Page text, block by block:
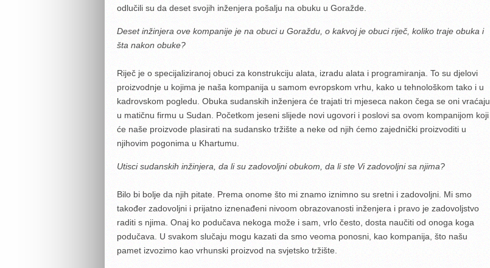
odlučili su da deset svojih inženjera pošalju na obuku u Goražde.
Deset inžinjera ove kompanije je na obuci u Goraždu, o kakvoj je obuci riječ, koliko traje obuka i
šta nakon obuke?
Riječ je o specijaliziranoj obuci za konstrukciju alata, izradu alata i programiranja. To su djelovi
proizvodnje u kojima je naša kompanija u samom evropskom vrhu, kako u tehnološkom tako i u
kadrovskom pogledu. Obuka sudanskih inženjera će trajati tri mjeseca nakon čega se oni vraćaju
u matičnu firmu u Sudan. Početkom jeseni slijede novi ugovori i poslovi sa ovom kompanijom koji
će naše proizvode plasirati na sudansko tržište a neke od njih ćemo zajednički proizvoditi u
njihovim pogonima u Khartumu.
Utisci sudanskih inžinjera, da li su zadovoljni obukom, da li ste Vi zadovoljni sa njima?
Bilo bi bolje da njih pitate. Prema onome što mi znamo iznimno su sretni i zadovoljni. Mi smo
također zadovoljni i prijatno iznenađeni nivoom obrazovanosti inženjera i pravo je zadovoljstvo
raditi s njima. Onaj ko podučava nekoga može i sam, vrlo često, dosta naučiti od onoga koga
podučava. U svakom slučaju mogu kazati da smo veoma ponosni, kao kompanija, što našu
pamet izvozimo kao vrhunski proizvod na svjetsko tržište.